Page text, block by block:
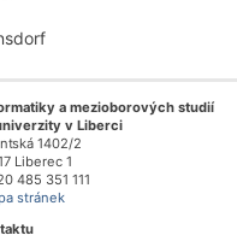
a mezioborových studií
v Liberci
1402/2
Liberec 1
485 351 111
stránek